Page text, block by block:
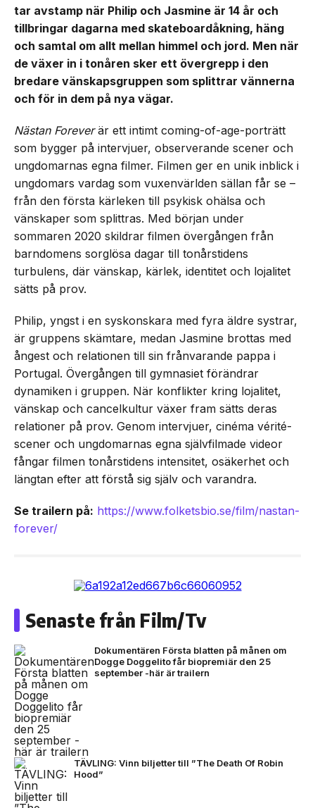
tar avstamp när Philip och Jasmine är 14 år och
tillbringar dagarna med skateboardåkning, häng
och samtal om allt mellan himmel och jord. Men när
de växer in i tonåren sker ett övergrepp i den
bredare vänskapsgruppen som splittrar vännerna
och för in dem på nya vägar.
Nästan Foreverär ett intimt coming-of-age-porträtt
som bygger på intervjuer, observerande scener och
ungdomarnas egna filmer. Filmen ger en unik inblick i
ungdomars vardag som vuxenvärlden sällan får se –
från den första kärleken till psykisk ohälsa och
vänskaper som splittras. Med början under
sommaren 2020 skildrar filmen övergången från
barndomens sorglösa dagar till tonårstidens
turbulens, där vänskap, kärlek, identitet och lojalitet
sätts på prov.
Philip, yngst i en syskonskara med fyra äldre systrar,
är gruppens skämtare, medan Jasmine brottas med
ångest och relationen till sin frånvarande pappa i
Portugal. Övergången till gymnasiet förändrar
dynamiken i gruppen. När konflikter kring lojalitet,
vänskap och cancelkultur växer fram sätts deras
relationer på prov. Genom intervjuer, cinéma vérité-
scener och ungdomarnas egna självfilmade videor
fångar filmen tonårstidens intensitet, osäkerhet och
längtan efter att förstå sig själv och varandra.
Se trailern på: https://www.folketsbio.se/film/nastan-
forever/
Senaste från Film/Tv
Dokumentären Första blatten på månen om
Dogge Doggelito får biopremiär den 25
september -här är trailern
TÄVLING: Vinn biljetter till ”The Death Of Robin
Hood”